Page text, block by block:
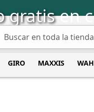
gratisen
GIRO MAXXIS